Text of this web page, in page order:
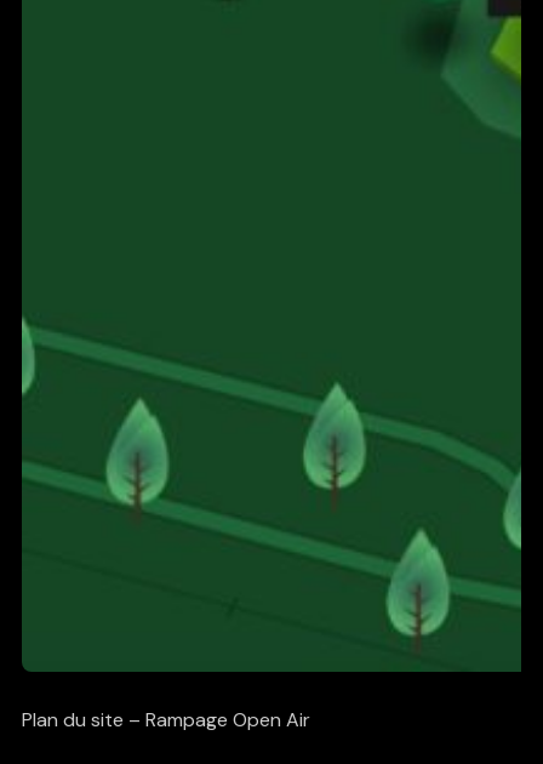
Plan du site – Rampage Open Air